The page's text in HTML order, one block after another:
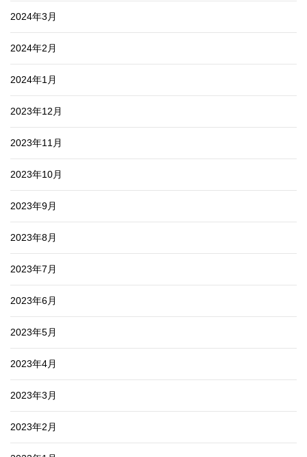
2024年3月
2024年2月
2024年1月
2023年12月
2023年11月
2023年10月
2023年9月
2023年8月
2023年7月
2023年6月
2023年5月
2023年4月
2023年3月
2023年2月